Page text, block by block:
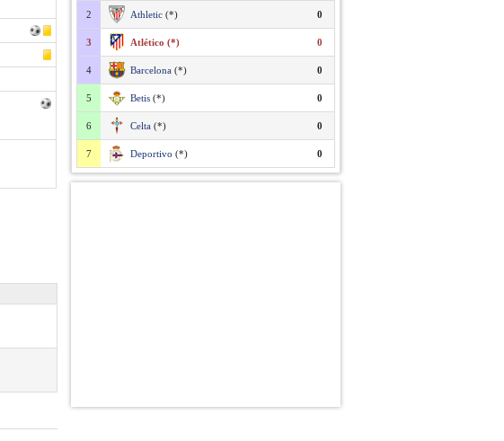
2 Athletic (*) 0
3 Atlético (*) 0
4 Barcelona (*) 0
5 Betis (*) 0
6 Celta (*) 0
7 Deportivo (*) 0